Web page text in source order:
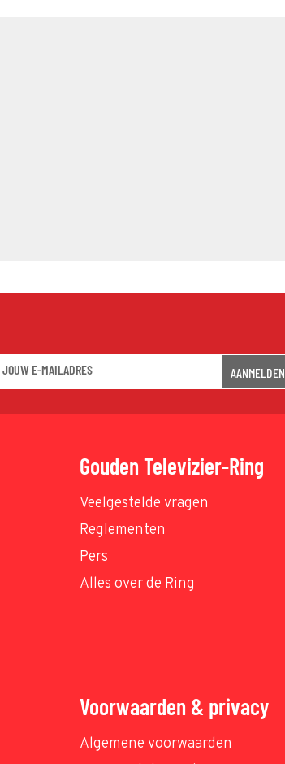
AANMELDEN
Gouden Televizier-Ring
Veelgestelde vragen
Reglementen
Pers
Alles over de Ring
Voorwaarden & privacy
Algemene voorwaarden